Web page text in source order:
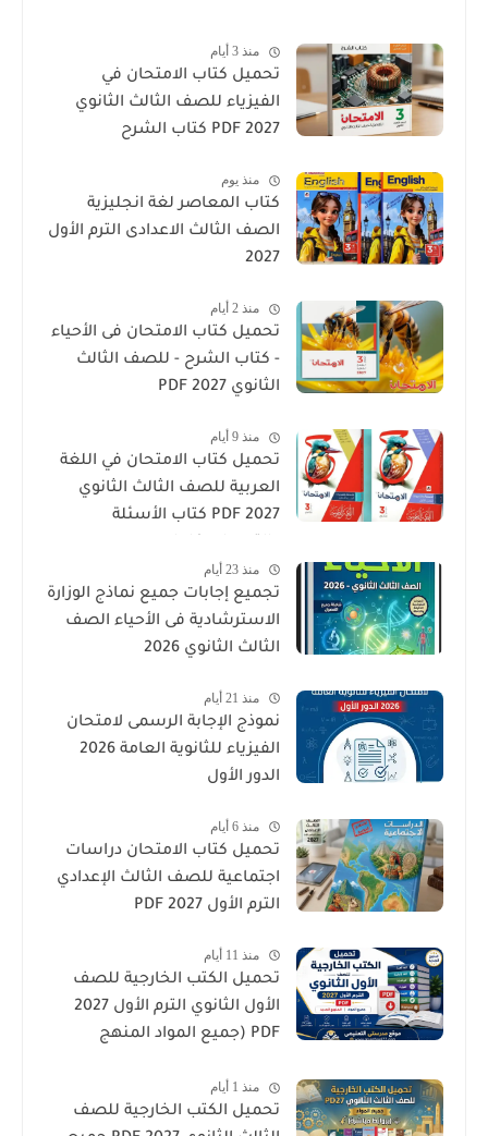
منذ 3 أيام
تحميل كتاب الامتحان في
الفيزياء للصف الثالث الثانوي
2027 PDF كتاب الشرح
منذ يوم
كتاب المعاصر لغة انجليزية
الصف الثالث الاعدادى الترم الأول
2027
منذ 2 أيام
تحميل كتاب الامتحان فى الأحياء
- كتاب الشرح - للصف الثالث
الثانوي 2027 PDF
منذ 9 أيام
تحميل كتاب الامتحان في اللغة
العربية للصف الثالث الثانوي
2027 PDF كتاب الأسئلة
منذ 23 أيام
تجميع إجابات جميع نماذج الوزارة
الاسترشادية فى الأحياء الصف
الثالث الثانوي 2026
منذ 21 أيام
نموذج الإجابة الرسمى لامتحان
الفيزياء للثانوية العامة 2026
الدور الأول
منذ 6 أيام
تحميل كتاب الامتحان دراسات
اجتماعية للصف الثالث الإعدادي
الترم الأول 2027 PDF
منذ 11 أيام
تحميل الكتب الخارجية للصف
الأول الثانوي الترم الأول 2027
PDF (جميع المواد المنهج
منذ 1 أيام
تحميل الكتب الخارجية للصف